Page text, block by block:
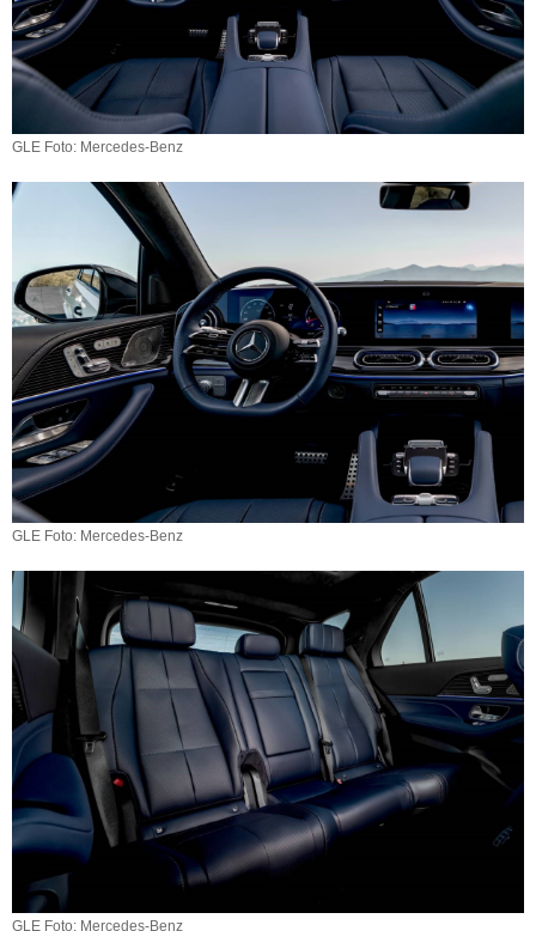
GLE Foto: Mercedes-Benz
GLE Foto: Mercedes-Benz
GLE Foto: Mercedes-Benz